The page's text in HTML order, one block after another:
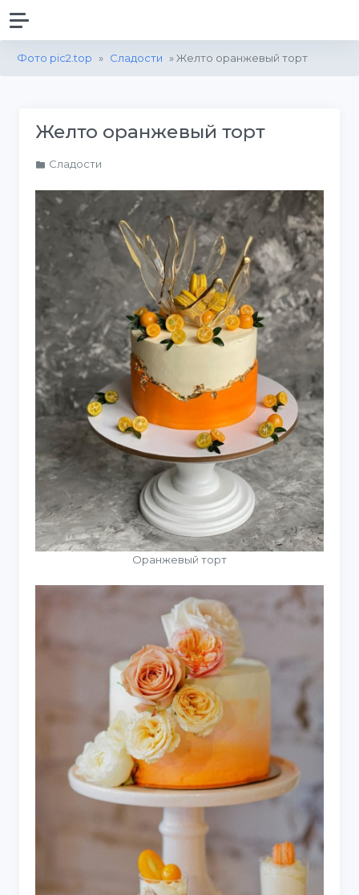
Фото pic2.top » Сладости » Желто оранжевый торт
Желто оранжевый торт
Сладости
Оранжевый торт